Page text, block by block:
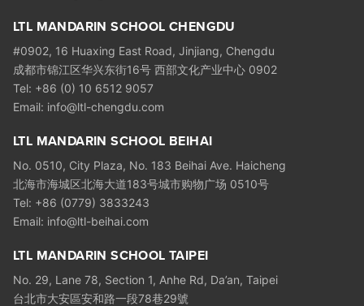
LTL MANDARIN SCHOOL CHENGDU
#0902, 16 Huaxing East Road, Jinjiang, Chengdu
成都市锦江区华兴东街16号 西部文化产业中心 0902
Tel: +86 (0) 10 6512 9057
Email: info@ltl-chengdu.com
LTL MANDARIN SCHOOL BEIHAI
No. 0510, City Plaza, No. 183 Beihai Ave. Haicheng
北海市海城区北海大道183号城市购物广场 0510号
Tel: +86 (0779) 3833243
Email: info@ltl-beihai.com
LTL MANDARIN SCHOOL TAIPEI
No. 29, Lane 78, Section 1, Anhe Rd, Da’an, Taipei
台北市大安區安和路一段78巷29號